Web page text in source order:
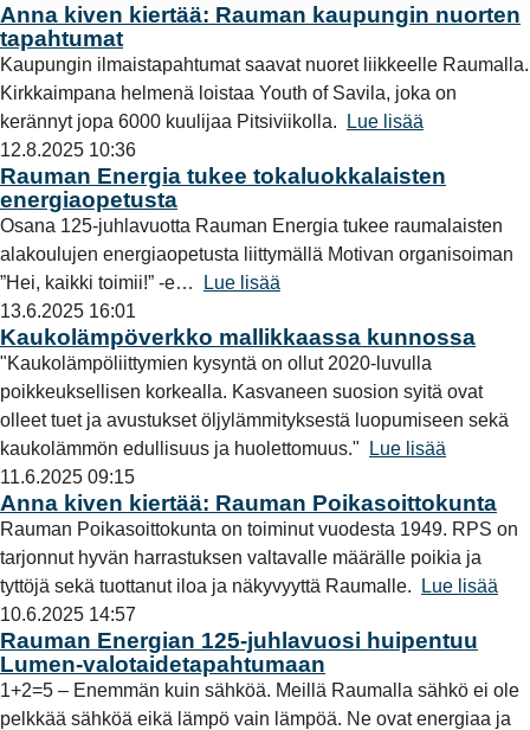
Anna kiven kiertää: Rauman kaupungin nuorten
tapahtumat
Kaupungin ilmaistapahtumat saavat nuoret liikkeelle Raumalla.
Kirkkaimpana helmenä loistaa Youth of Savila, joka on
kerännyt jopa 6000 kuulijaa Pitsiviikolla.
Lue lisää
12.8.2025 10:36
Rauman Energia tukee tokaluokkalaisten
energiaopetusta
Osana 125-juhlavuotta Rauman Energia tukee raumalaisten
alakoulujen energiaopetusta liittymällä Motivan organisoiman
”Hei, kaikki toimii!” -e…
Lue lisää
13.6.2025 16:01
Kaukolämpöverkko mallikkaassa kunnossa
"Kaukolämpöliittymien kysyntä on ollut 2020-luvulla
poikkeuksellisen korkealla. Kasvaneen suosion syitä ovat
olleet tuet ja avustukset öljylämmityksestä luopumiseen sekä
kaukolämmön edullisuus ja huolettomuus."
Lue lisää
11.6.2025 09:15
Anna kiven kiertää: Rauman Poikasoittokunta
Rauman Poikasoittokunta on toiminut vuodesta 1949. RPS on
tarjonnut hyvän harrastuksen valtavalle määrälle poikia ja
tyttöjä sekä tuottanut iloa ja näkyvyyttä Raumalle.
Lue lisää
10.6.2025 14:57
Rauman Energian 125-juhlavuosi huipentuu
Lumen-valotaidetapahtumaan
1+2=5 – Enemmän kuin sähköä. Meillä Raumalla sähkö ei ole
pelkkää sähköä eikä lämpö vain lämpöä. Ne ovat energiaa ja